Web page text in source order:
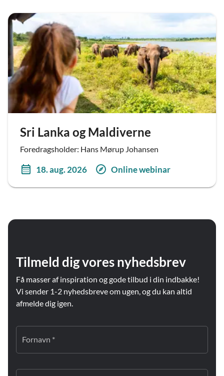
Sri Lanka og Maldiverne
Foredragsholder: Hans Mørup Johansen
18. aug. 2026 Online webinar
Tilmeld dig vores nyhedsbrev
Få masser af inspiration og gode tilbud i din indbakke!
Vi sender 1-2 nyhedsbreve om ugen, og du kan altid
afmelde dig igen.
Fornavn *